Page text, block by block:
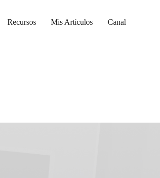
Recursos Mis Artículos Canal